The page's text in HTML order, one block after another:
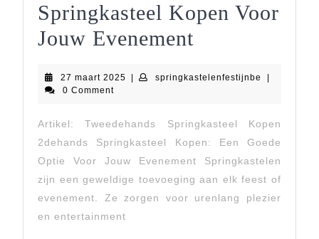
Springkasteel Kopen Voor
Jouw Evenement
Tweedehands
Springkasteel
Kopen
Voor
27 maart 2025 27
springkastelenfestijnbe
0 Comment
Artikel: Tweedehands Springkasteel Kopen
2dehands Springkasteel Kopen: Een Goede
Optie Voor Jouw Evenement Springkastelen
zijn een geweldige toevoeging aan elk feest of
evenement. Ze zorgen voor urenlang plezier
en entertainment